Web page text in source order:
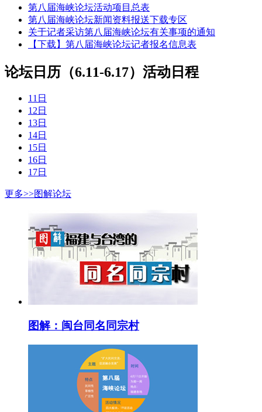
第八届海峡论坛活动项目总表
第八届海峡论坛新闻资料报送下载专区
关于记者采访第八届海峡论坛有关事项的通知
【下载】第八届海峡论坛记者报名信息表
论坛日历（6.11-6.17） 活动日程
11日
12日
13日
14日
15日
16日
17日
更多>>图解论坛
图解：闽台同名同宗村